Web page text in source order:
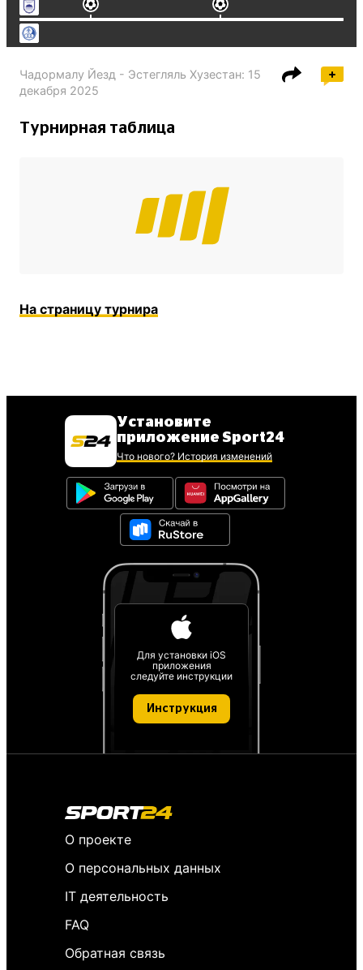
Чадормалу Йезд - Эстегляль Хузестан: 15
декабря 2025
Турнирная таблица
На страницу турнира
Установите
приложение Sport24
Что нового? История изменений
Для установки iOS
приложения
следуйте инструкции
Инструкция
О проекте
О персональных данных
IT деятельность
FAQ
Обратная связь